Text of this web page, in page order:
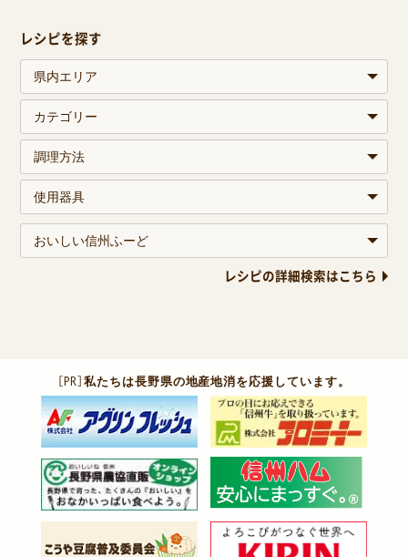
レシピを探す
レシピの詳細検索はこちら
［PR］私たちは長野県の地産地消を応援しています。